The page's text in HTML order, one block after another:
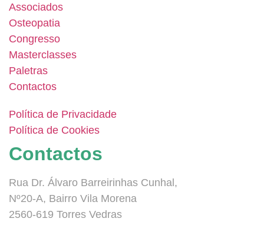
Associados
Osteopatia
Congresso
Masterclasses
Paletras
Contactos
Política de Privacidade
Política de Cookies
Contactos
Rua Dr. Álvaro Barreirinhas Cunhal,
Nº20-A, Bairro Vila Morena
2560-619 Torres Vedras